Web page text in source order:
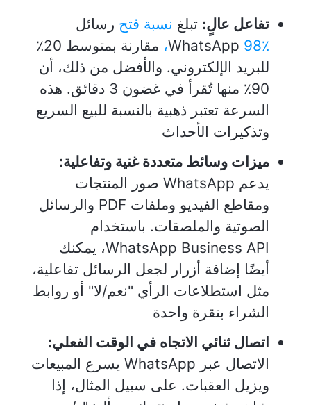
تفاعل عالٍ: تبلغ نسبة فتح رسائل
WhatsApp 98٪،
مقارنة بمتوسط 20٪
للبريد الإلكتروني. والأفضل من ذلك، أن
90٪ منها تُقرأ في غضون 3 دقائق. هذه
السرعة تعتبر ذهبية بالنسبة للبيع السريع
وتذكيرات الأحداث
ميزات وسائط متعددة غنية وتفاعلية:
يدعم WhatsApp صور المنتجات
ومقاطع الفيديو وملفات PDF والرسائل
الصوتية والملصقات. باستخدام
WhatsApp Business API، يمكنك
أيضًا إضافة أزرار لجعل الرسائل تفاعلية،
مثل استطلاعات الرأي "نعم/لا" أو روابط
الشراء بنقرة واحدة
اتصال ثنائي الاتجاه في الوقت الفعلي:
الاتصال عبر WhatsApp يسرع المبيعات
ويزيل العقبات. على سبيل المثال، إذا